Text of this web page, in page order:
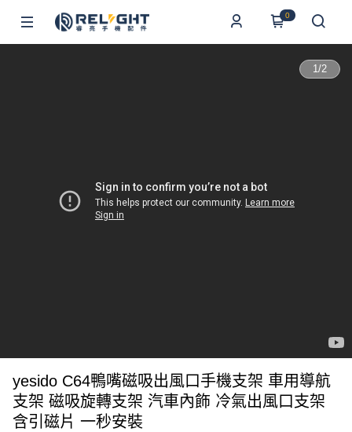
0
1/2
yesido C64鴨嘴磁吸出風口手機支架 車用導航
支架 磁吸旋轉支架 汽車內飾 冷氣出風口支架
含引磁片 一秒安裝